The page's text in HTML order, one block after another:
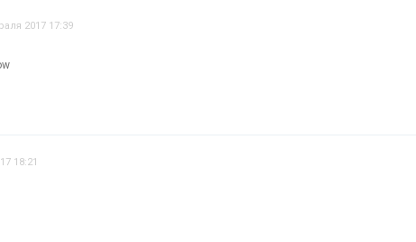
2017 17:39
18:21